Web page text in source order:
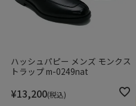
ハッシュパピー メンズ モンクス
トラップ m-0249nat
¥13,200 税込